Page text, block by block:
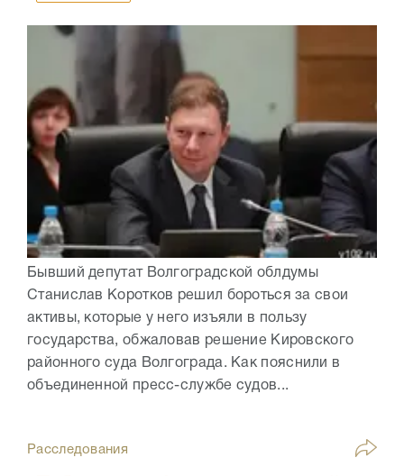
Бывший депутат Волгоградской облдумы
Станислав Коротков решил бороться за свои
активы, которые у него изъяли в пользу
государства, обжаловав решение Кировского
районного суда Волгограда. Как пояснили в
объединенной пресс-службе судов...
Расследования